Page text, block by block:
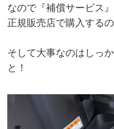
なので『補償サービス
正規販売店で購入する
そして大事なのはしっ
と！